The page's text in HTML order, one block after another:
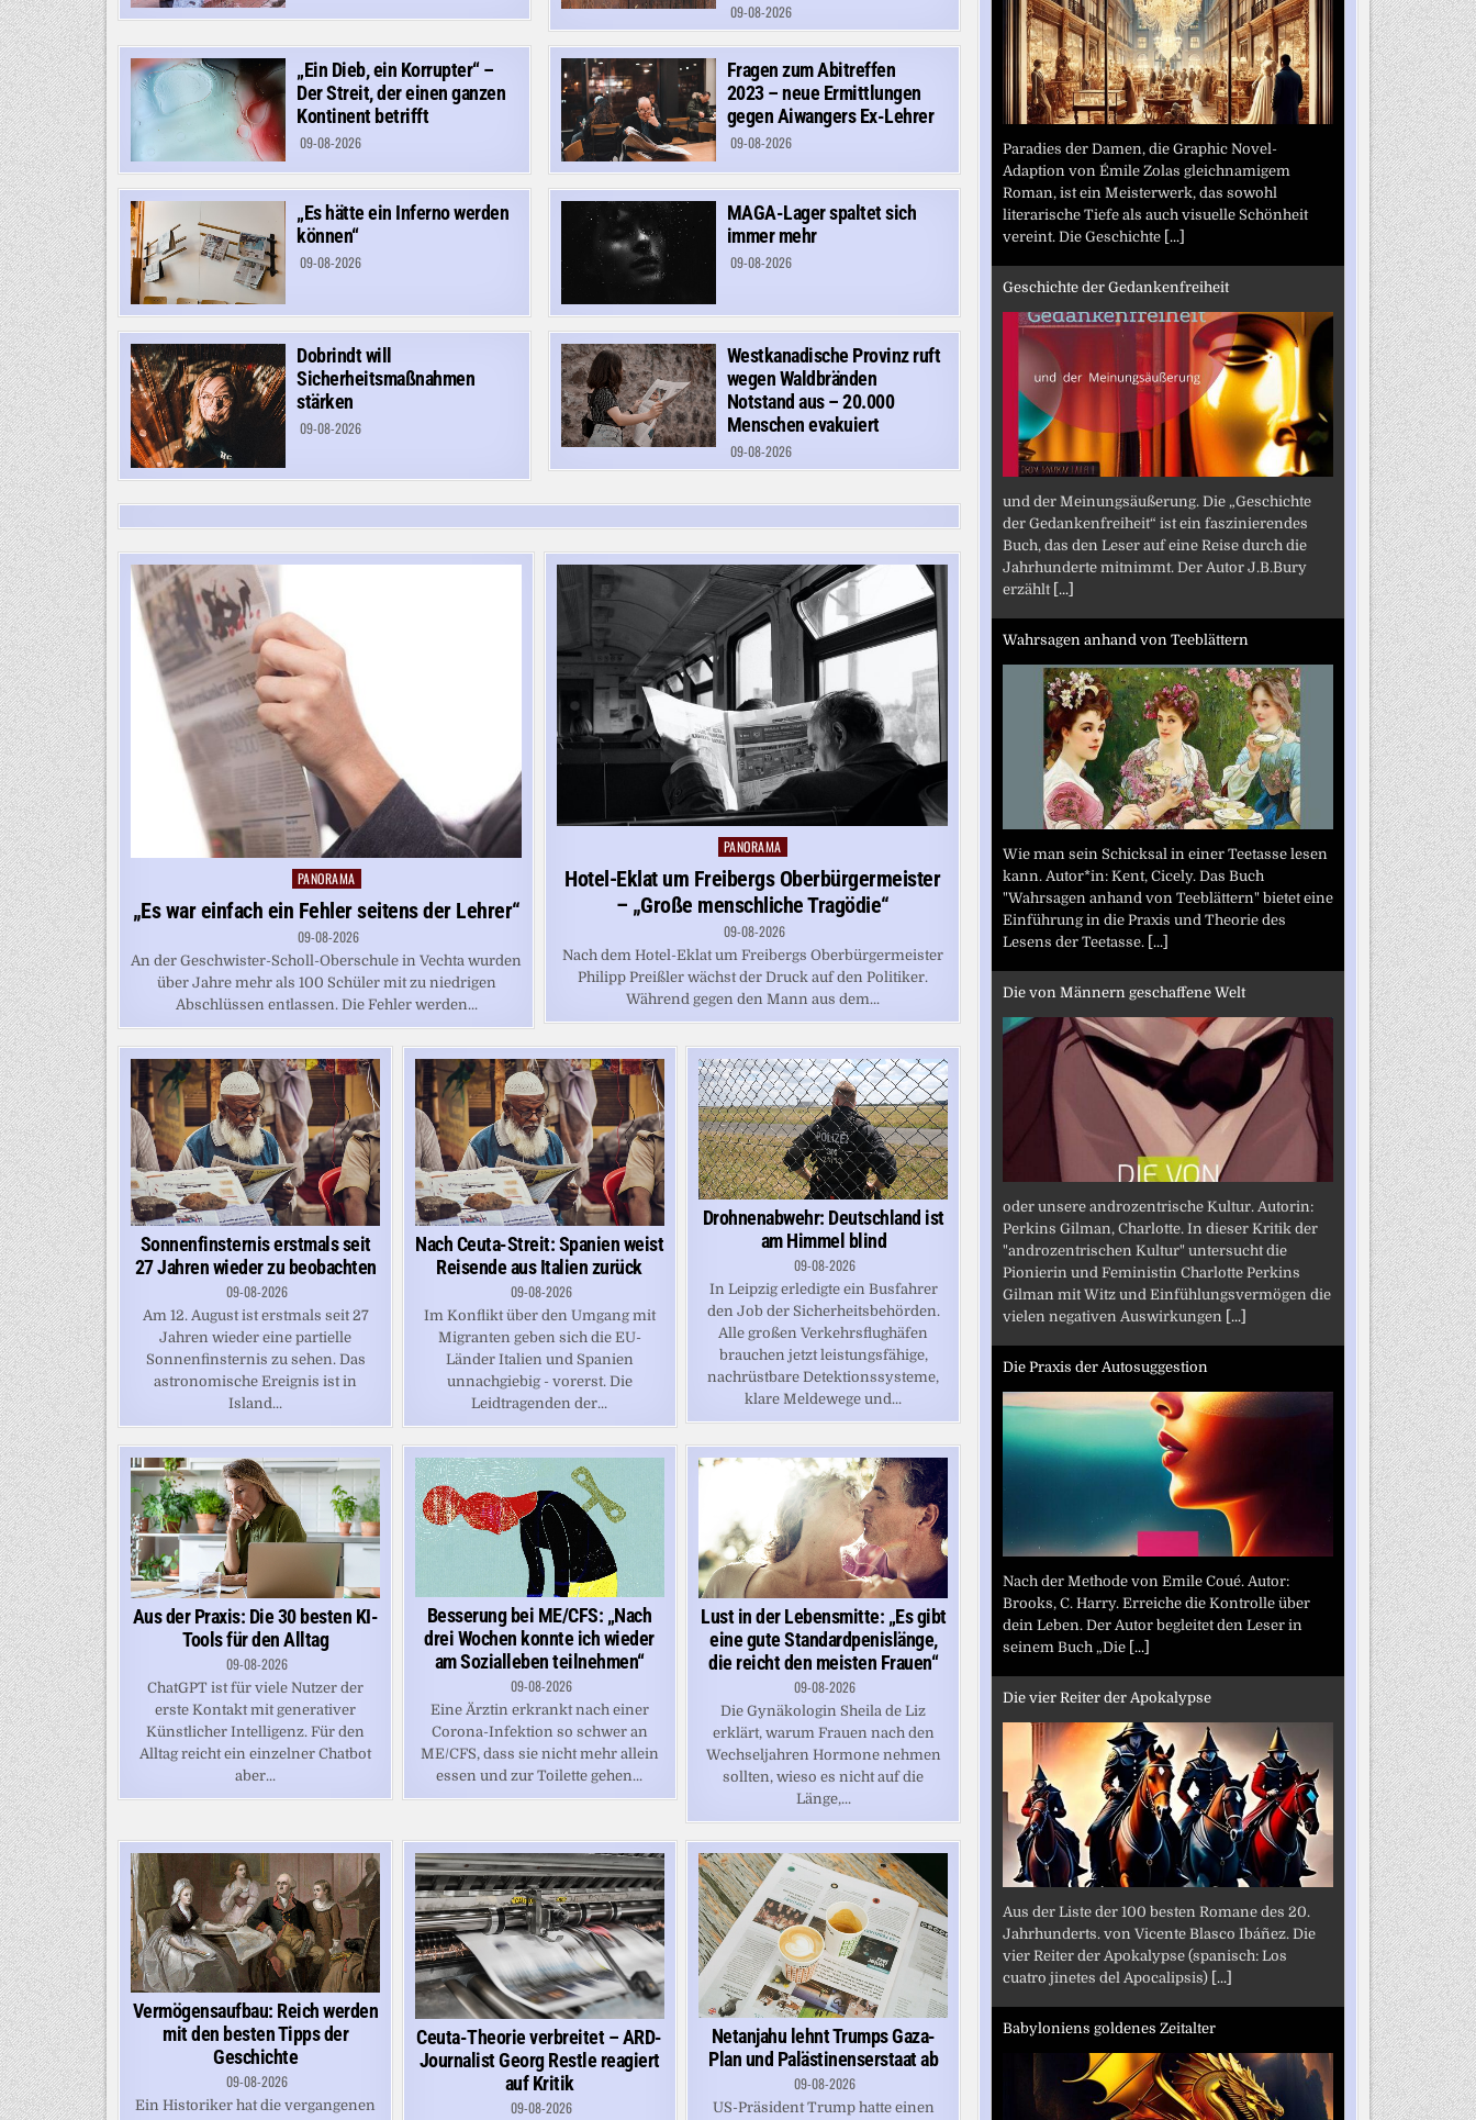
09-08-2026
„Ein Dieb, ein Korrupter“ –
Der Streit, der einen ganzen
Kontinent betrifft
09-08-2026
Fragen zum Abitreffen
2023 – neue Ermittlungen
gegen Aiwangers Ex-Lehrer
09-08-2026
„Es hätte ein Inferno werden
können“
09-08-2026
MAGA-Lager spaltet sich
immer mehr
09-08-2026
Dobrindt will
Sicherheitsmaßnahmen
stärken
09-08-2026
Westkanadische Provinz ruft
wegen Waldbränden
Notstand aus – 20.000
Menschen evakuiert
09-08-2026
Posted
in
PANORAMA
„Es war einfach ein Fehler seitens der Lehrer“
09-08-2026
An der Geschwister-Scholl-Oberschule in Vechta wurden
über Jahre mehr als 100 Schüler mit zu niedrigen
Abschlüssen entlassen. Die Fehler werden...
Posted
in
PANORAMA
Hotel-Eklat um Freibergs Oberbürgermeister
– „Große menschliche Tragödie“
09-08-2026
Nach dem Hotel-Eklat um Freibergs Oberbürgermeister
Philipp Preißler wächst der Druck auf den Politiker.
Während gegen den Mann aus dem...
Sonnenfinsternis erstmals seit
27 Jahren wieder zu beobachten
09-08-2026
Am 12. August ist erstmals seit 27
Jahren wieder eine partielle
Sonnenfinsternis zu sehen. Das
astronomische Ereignis ist in
Island...
Nach Ceuta-Streit: Spanien weist
Reisende aus Italien zurück
09-08-2026
Im Konflikt über den Umgang mit
Migranten geben sich die EU-
Länder Italien und Spanien
unnachgiebig - vorerst. Die
Leidtragenden der...
Drohnenabwehr: Deutschland ist
am Himmel blind
09-08-2026
In Leipzig erledigte ein Busfahrer
den Job der Sicherheitsbehörden.
Alle großen Verkehrsflughäfen
brauchen jetzt leistungsfähige,
nachrüstbare Detektionssysteme,
klare Meldewege und...
Aus der Praxis: Die 30 besten KI-
Tools für den Alltag
09-08-2026
ChatGPT ist für viele Nutzer der
erste Kontakt mit generativer
Künstlicher Intelligenz. Für den
Alltag reicht ein einzelner Chatbot
aber...
Besserung bei ME/CFS: „Nach
drei Wochen konnte ich wieder
am Sozialleben teilnehmen“
09-08-2026
Eine Ärztin erkrankt nach einer
Corona-Infektion so schwer an
ME/CFS, dass sie nicht mehr allein
essen und zur Toilette gehen...
Lust in der Lebensmitte: „Es gibt
eine gute Standardpenislänge,
die reicht den meisten Frauen“
09-08-2026
Die Gynäkologin Sheila de Liz
erklärt, warum Frauen nach den
Wechseljahren Hormone nehmen
sollten, wieso es nicht auf die
Länge,...
Vermögensaufbau: Reich werden
mit den besten Tipps der
Geschichte
09-08-2026
Ein Historiker hat die vergangenen
Ceuta-Theorie verbreitet – ARD-
Journalist Georg Restle reagiert
auf Kritik
09-08-2026
Netanjahu lehnt Trumps Gaza-
Plan und Palästinenserstaat ab
09-08-2026
US-Präsident Trump hatte einen
Paradies der Damen, die Graphic Novel-
Adaption von Émile Zolas gleichnamigem
Roman, ist ein Meisterwerk, das sowohl
literarische Tiefe als auch visuelle Schönheit
vereint. Die Geschichte [...]
Geschichte der Gedankenfreiheit
und der Meinungsäußerung. Die „Geschichte
der Gedankenfreiheit“ ist ein faszinierendes
Buch, das den Leser auf eine Reise durch die
Jahrhunderte mitnimmt. Der Autor J.B.Bury
erzählt [...]
Wahrsagen anhand von Teeblättern
Wie man sein Schicksal in einer Teetasse lesen
kann. Autor*in: Kent, Cicely. Das Buch
"Wahrsagen anhand von Teeblättern" bietet eine
Einführung in die Praxis und Theorie des
Lesens der Teetasse. [...]
Die von Männern geschaffene Welt
oder unsere androzentrische Kultur. Autorin:
Perkins Gilman, Charlotte. In dieser Kritik der
"androzentrischen Kultur" untersucht die
Pionierin und Feministin Charlotte Perkins
Gilman mit Witz und Einfühlungsvermögen die
vielen negativen Auswirkungen [...]
Die Praxis der Autosuggestion
Nach der Methode von Emile Coué. Autor:
Brooks, C. Harry. Erreiche die Kontrolle über
dein Leben. Der Autor begleitet den Leser in
seinem Buch „Die [...]
Die vier Reiter der Apokalypse
Aus der Liste der 100 besten Romane des 20.
Jahrhunderts. von Vicente Blasco Ibáñez. Die
vier Reiter der Apokalypse (spanisch: Los
cuatro jinetes del Apocalipsis) [...]
Babyloniens goldenes Zeitalter